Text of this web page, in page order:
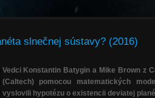
slnečnej sústavy? (2016)
Vedci Konstantin Batygin a Mike Brown z
(Caltech) pomocou matematických
vyslovili hypotézu o existencii deviatej